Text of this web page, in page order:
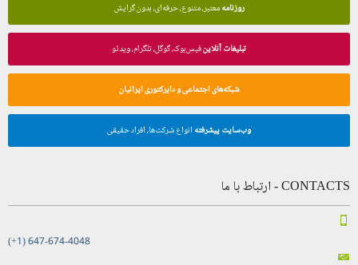
روزنامهمعتبر، متنوع، حرفه‌ای، بدون گرایش
تبلیغات آنلاینفیس‌بوک، گوگل، تلگرام، ویدئو
شبکه‌های اجتماعی و دایرکتوری ایرانیان
وب‌سایت پیشرفته انواع شرکت‌ها، افراد حقیقی
CONTACTS - ارتباط با ما
(+1) 647-674-4048